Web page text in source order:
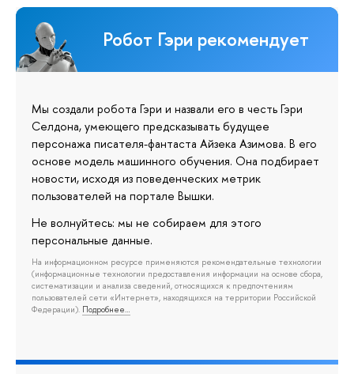
Робот Гэри рекомендует
Мы создали робота Гэри и назвали его в честь Гэри
Селдона, умеющего предсказывать будущее
персонажа писателя-фантаста Айзека Азимова. В его
основе модель машинного обучения. Она подбирает
новости, исходя из поведенческих метрик
пользователей на портале Вышки.
Не волнуйтесь: мы не собираем для этого
персональные данные.
На информационном ресурсе применяются рекомендательные технологии
(информационные технологии предоставления информации на основе сбора,
систематизации и анализа сведений, относящихся к предпочтениям
пользователей сети «Интернет», находящихся на территории Российской
Федерации). Подробнее…